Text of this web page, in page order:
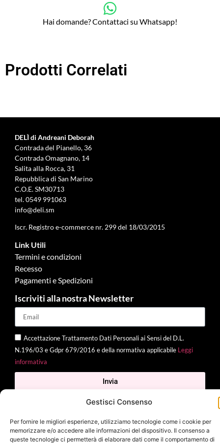
Gestisci Consenso
Per fornire le migliori esperienze, utilizziamo tecnologie come i cookie per
memorizzare e/o accedere alle informazioni del dispositivo. Il consenso a
queste tecnologie ci permetterà di elaborare dati come il comportamento di
Hai domande? Contattaci su Whatsapp!
Prodotti Correlati
DELÌ di Andreani Deborah
Contrada del Pianello, 36
Contrada Omagnano, 14
Salita alla Rocca, 31
Repubblica di San Marino
C.O.E. SM30713
tel.0549 991063
info@deli.sm
Iscr. Registro e-commerce nr. 299 del 18/03/2015
Link Utili
Termini e condizioni
Recesso
Pagamenti e Spedizioni
Iscriviti alla nostra Newsletter
Accettazione Trattamento Dati Personali ai Sensi del D.L.
N.196/03 e Gdpr 679/2016 e della normativa applicabile Leggi
informativa
Invia
2025 Delì |Privacy Policy|Cookie Policy| Made with byJenny
Mina